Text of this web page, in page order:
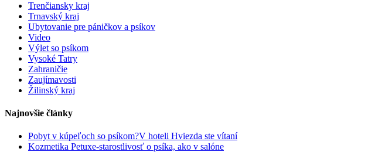
Trenčiansky kraj
Trnavský kraj
Ubytovanie pre páničkov a psíkov
Video
Výlet so psíkom
Vysoké Tatry
Zahraničie
Zaujímavosti
Žilinský kraj
Najnovšie články
Pobyt v kúpeľoch so psíkom?V hoteli Hviezda ste vítaní
Kozmetika Petuxe-starostlivosť o psíka, ako v salóne